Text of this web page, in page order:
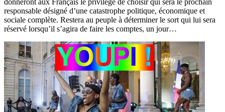
responsable désigné d’une catastrophe politique, économique et
sociale complète. Restera au peuple à déterminer le sort qui lui sera
réservé lorsqu’il s’agira de faire les comptes, un jour…